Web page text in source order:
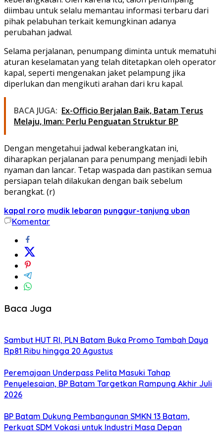
diimbau untuk selalu memantau informasi terbaru dari
pihak pelabuhan terkait kemungkinan adanya
perubahan jadwal.
Selama perjalanan, penumpang diminta untuk mematuhi
aturan keselamatan yang telah ditetapkan oleh operator
kapal, seperti mengenakan jaket pelampung jika
diperlukan dan mengikuti arahan dari kru kapal.
BACA JUGA: Ex-Officio Berjalan Baik, Batam Terus
Melaju, Iman: Perlu Penguatan Struktur BP
Dengan mengetahui jadwal keberangkatan ini,
diharapkan perjalanan para penumpang menjadi lebih
nyaman dan lancar. Tetap waspada dan pastikan semua
persiapan telah dilakukan dengan baik sebelum
berangkat. (r)
kapal roro mudik lebaran punggur-tanjung uban
Komentar
Baca Juga
Sambut HUT RI, PLN Batam Buka Promo Tambah Daya
Rp81 Ribu hingga 20 Agustus
Peremajaan Underpass Pelita Masuki Tahap
Penyelesaian, BP Batam Targetkan Rampung Akhir Juli
2026
BP Batam Dukung Pembangunan SMKN 13 Batam,
Perkuat SDM Vokasi untuk Industri Masa Depan